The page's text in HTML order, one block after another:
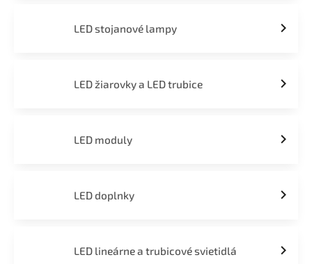
LED stojanové lampy
LED žiarovky a LED trubice
LED moduly
LED doplnky
LED lineárne a trubicové svietidlá